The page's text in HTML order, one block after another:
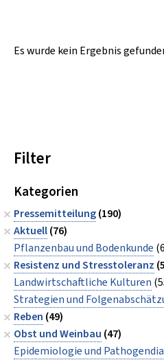
Es wurde kein Ergebnis
Filter
Kategorien
Pressemitteilung(190)
Aktuell(76)
Pflanzenbau und Bodenkunde
Resistenz und Stresstoleranz
Landwirtschaftliche Kulturen
Strategien und
Reben (49)
Obst und Weinbau (47)
Epidemiologie und